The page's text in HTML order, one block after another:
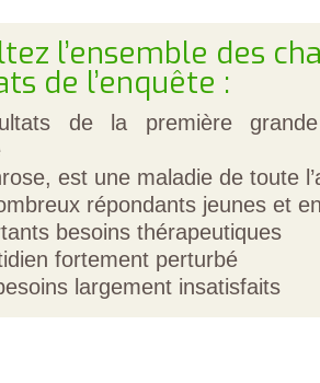
QU’EST-CE QUE
L’ARTHROSE ?
LES FACTEURS
RISQUES
LES
MÉDICAUX
NON
LES TYPES
D’ARTHROSE
DOULEUR ET
ARTHROSE
LA DOULEUR
CHRONIQUE
RESTEZ
MESUREZ
l’ensemble des
de l’enquête :
de la première
est une maladie de toute
répondants jeunes et
besoins thérapeutiques
fortement perturbé
largement insatisfaits